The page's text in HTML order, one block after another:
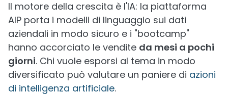
Il motore della crescita è l'IA: la piattaforma
AIP porta i modelli di linguaggio sui dati
aziendali in modo sicuro e i "bootcamp"
hanno accorciato le vendite da mesi a pochi
giorni. Chi vuole esporsi al tema in modo
diversificato può valutare un paniere di azioni
di intelligenza artificiale.